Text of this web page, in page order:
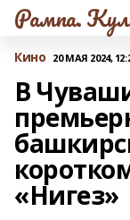
Рампа.
Кино 20 МАЯ 2024,
В
«Нигез»